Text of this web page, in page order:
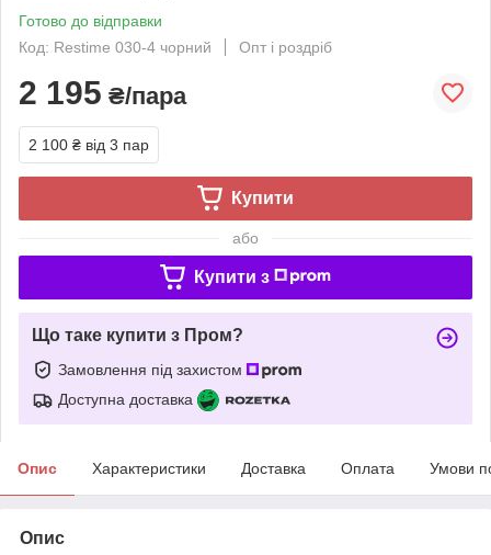
Готово до відправки
Код: Restime 030-4 чорний
Опт і роздріб
2 195 ₴/пара
2 100 ₴ від 3 пар
Купити
або
Купити з
Що таке купити з Пром?
Замовлення під захистом
Доступна доставка
Опис Характеристики Доставка Оплата Умови
Опис